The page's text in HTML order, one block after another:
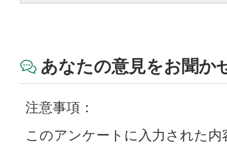
あなたの意見をお聞か
注意事項：
このアンケートに入力された